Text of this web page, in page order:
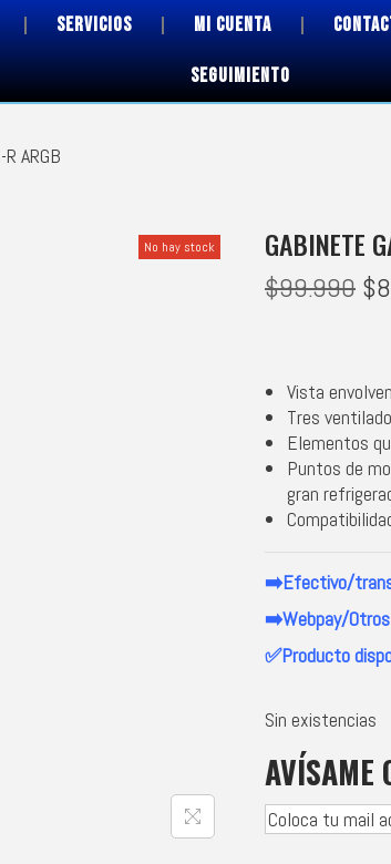
SERVICIOS MI CUENTA
SEGUIMIENTO
ARGB
No hay stock GABINETE
$99.990 $
Vista
Tres
Elementos
Puntos de
gran
➡️Efectivo/
➡️Webpay/
✅Producto
Sin existencias
AVÍSAME